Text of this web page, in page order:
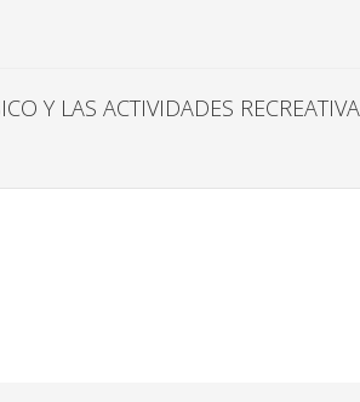
Y LAS ACTIVIDADES